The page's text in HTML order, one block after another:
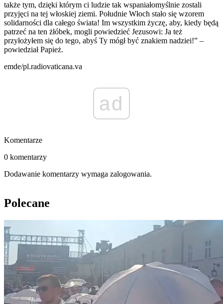
także tym, dzięki którym ci ludzie tak wspaniałomyślnie zostali
przyjęci na tej włoskiej ziemi. Południe Włoch stało się wzorem
solidarności dla całego świata! Im wszystkim życzę, aby, kiedy będą
patrzeć na ten żłóbek, mogli powiedzieć Jezusowi: Ja też
przyłożyłem się do tego, abyś Ty mógł być znakiem nadziei!” –
powiedział Papież.
emde/pl.radiovaticana.va
ad
Komentarze
0 komentarzy
Dodawanie komentarzy wymaga zalogowania.
Polecane